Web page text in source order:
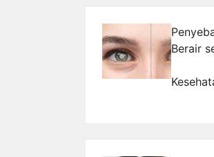
Berair